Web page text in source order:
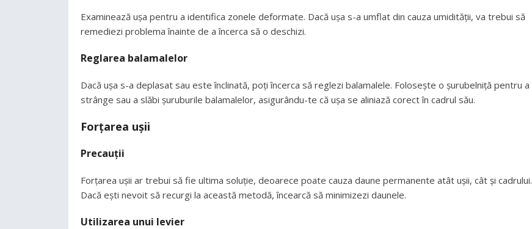
Examinează ușa pentru a identifica zonele deformate. Dacă ușa s-a umflat din cauza umidității, va trebui să
remediezi problema înainte de a încerca să o deschizi.
Reglarea balamalelor
Dacă ușa s-a deplasat sau este înclinată, poți încerca să reglezi balamalele. Folosește o șurubelniță pentru a
strânge sau a slăbi șuruburile balamalelor, asigurându-te că ușa se aliniază corect în cadrul său.
Forțarea ușii
Precauții
Forțarea ușii ar trebui să fie ultima soluție, deoarece poate cauza daune permanente atât ușii, cât și cadrului.
Dacă ești nevoit să recurgi la această metodă, încearcă să minimizezi daunele.
Utilizarea unui levier